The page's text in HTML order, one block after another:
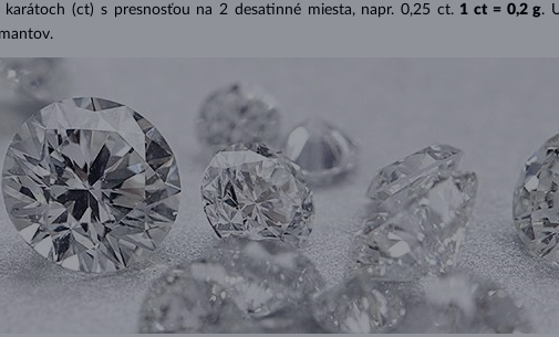
karátoch (ct) s presnosťou na 2 desatinné miesta, napr. 0,25 ct. 1 ct = 0,2 g.